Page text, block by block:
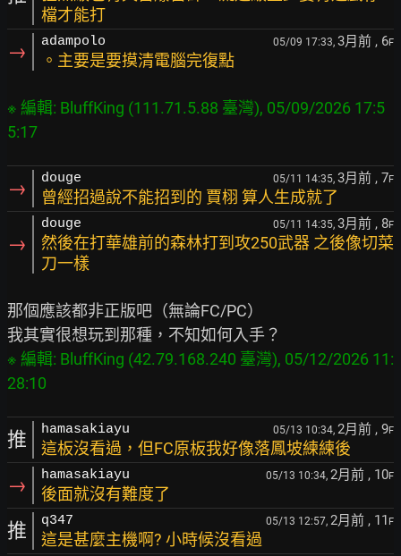
檔才能打
→ adampolo 05/09 17:33, 3月前 , 6F
。主要是要摸清電腦完復點
※ 編輯: BluffKing (111.71.5.88 臺灣), 05/09/2026 17:5
→ douge 05/11 14:35, 3月前 , 7F
曾經招過說不能招到的 賈栩 算人生成就了
→
douge 05/11 14:35, 3月前 , 8F
然後在打華雄前的森林打到攻250武器 之後像切菜
刀一樣
那個應該都非正版吧（無論FC/PC）
※ 編輯: BluffKing (42.79.168.240 臺灣), 05/12/2026 11:
推 hamasakiayu 05/13 10:34, 2月前 , 9F
這板沒看過，但FC原板我好像落鳳坡練練後
→ hamasakiayu 05/13 10:34, 2月前 , 10F
後面就沒有難度了
推 q347 05/13 12:57, 2月前 , 11 F
這是甚麼主機啊? 小時候沒看過